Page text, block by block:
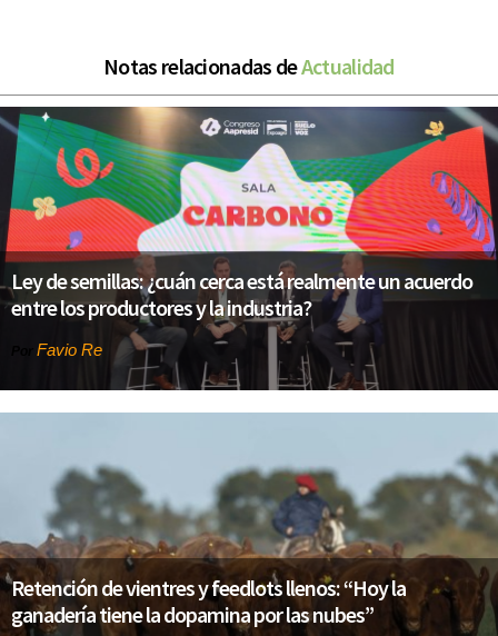
Notas relacionadas deActualidad
Ley de semillas: ¿cuán cerca está realmente un acuerdo
entre los productores y la industria?
Favio Re
Retención de vientres y feedlots llenos: “Hoy la
ganadería tiene la dopamina por las nubes”